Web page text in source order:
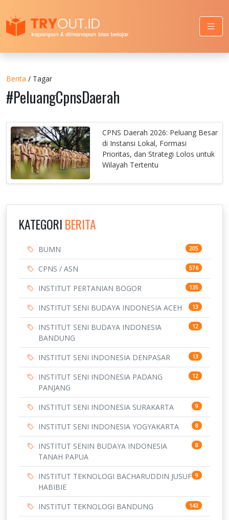
Berita / Tagar
#PeluangCpnsDaerah
CPNS Daerah 2026: Peluang Besar
di Instansi Lokal, Formasi
Prioritas, dan Strategi Lolos untuk
Wilayah Tertentu
KATEGORI BERITA
BUMN 205
CPNS / ASN 576
INSTITUT PERTANIAN BOGOR 135
INSTITUT SENI BUDAYA INDONESIA ACEH 13
INSTITUT SENI BUDAYA INDONESIA
BANDUNG
12
INSTITUT SENI INDONESIA DENPASAR 13
INSTITUT SENI INDONESIA PADANG
PANJANG
12
INSTITUT SENI INDONESIA SURAKARTA 9
INSTITUT SENI INDONESIA YOGYAKARTA 8
INSTITUT SENIN BUDAYA INDONESIA
TANAH PAPUA
8
INSTITUT TEKNOLOGI BACHARUDDIN JUSUF
HABIBIE
9
INSTITUT TEKNOLOGI BANDUNG 143